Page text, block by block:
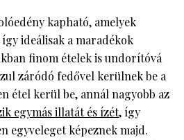
kapható, amelyek
ideálisak a maradékok
finom ételek is undorítóvá
záródó fedővel kerülnek be a
étel kerül be, annál nagyobb az
egymás illatát és ízét, így
egyveleget képeznek majd.